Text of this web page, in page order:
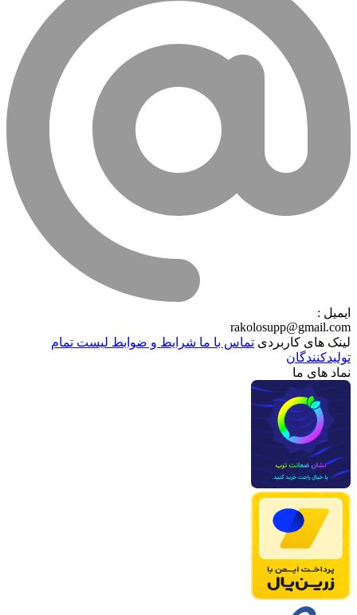
ایمیل :
rakolosupp@gmail.com
لینک های کاربردی تماس با ماشرایط و ضوابطلیست تمام
تولیدکنندگان
نماد های ما